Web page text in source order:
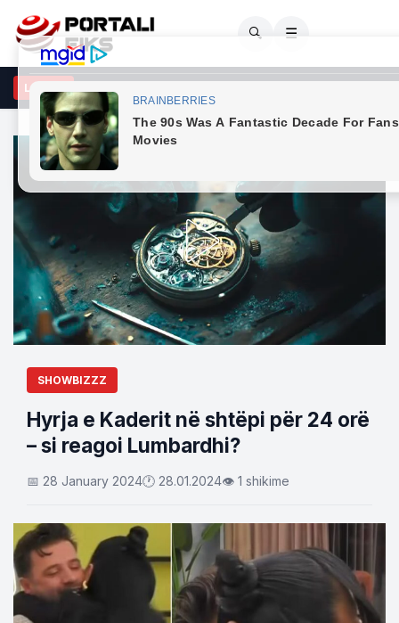
🔍 ☰
LAJME
Të dielën nuk ka kufizime për automjetet e transportit mbi 20 tonë
SHOWBIZZZ
Hyrja e Kaderit në shtëpi për 24 orë
– si reagoi Lumbardhi?
📅 28 January 2024🕐 28.01.2024👁 1 shikime